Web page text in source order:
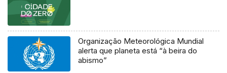
Organização Meteorológica Mundial
alerta que planeta está “à beira do
abismo”